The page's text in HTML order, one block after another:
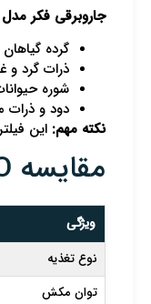
جاروبرقی فکر مدل STARKY OKO
گرده
ذرات گرد و
شوره
دود و ذرات
نکته مهم: این
مقایسه STARKY OKO با برندهای مطرح بازار
ویژگی
نوع تغذیه
توان مکش